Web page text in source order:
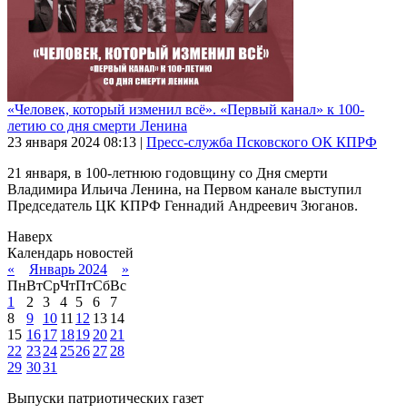
«Человек, который изменил всё». «Первый канал» к 100-
летию со дня смерти Ленина
23 января 2024 08:13 | Пресс-служба Псковского ОК КПРФ
21 января, в 100-летнюю годовщину со Дня смерти
Владимира Ильича Ленина, на Первом канале выступил
Председатель ЦК КПРФ Геннадий Андреевич Зюганов.
Наверх
Календарь новостей
«
Январь 2024
»
ПнВтСрЧтПтСбВс
1
2 3 4 5 6
7
8
9 10 11 12 13 14
15 1617 1819 20 21
22 2324 2526 27 28
29 3031
Выпуски патриотических газет